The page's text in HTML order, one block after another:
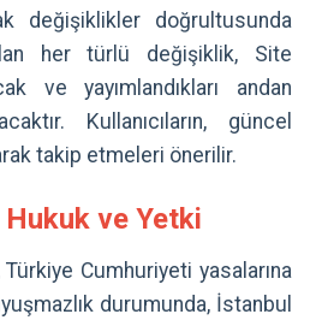
değişiklikler doğrultusunda
her türlü değişiklik, Site
ve yayımlandıkları andan
Kullanıcıların, güncel
takip etmeleri önerilir.
ve Yetki
Türkiye Cumhuriyeti yasalarına
durumunda, İstanbul